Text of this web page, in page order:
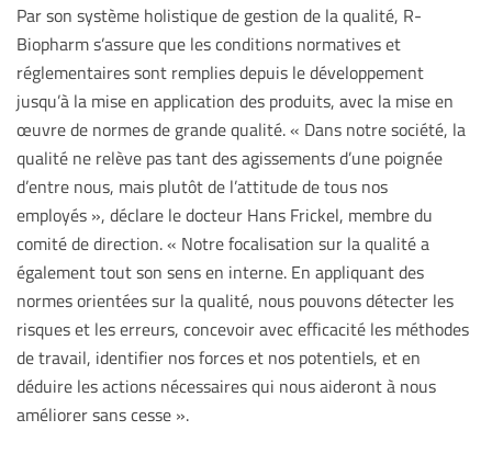
Par son système holistique de gestion de la qualité, R-
Biopharm s’assure que les conditions normatives et
réglementaires sont remplies depuis le développement
jusqu’à la mise en application des produits, avec la mise en
œuvre de normes de grande qualité. « Dans notre société, la
qualité ne relève pas tant des agissements d’une poignée
d’entre nous, mais plutôt de l’attitude de tous nos
employés », déclare le docteur Hans Frickel, membre du
comité de direction. « Notre focalisation sur la qualité a
également tout son sens en interne. En appliquant des
normes orientées sur la qualité, nous pouvons détecter les
risques et les erreurs, concevoir avec efficacité les méthodes
de travail, identifier nos forces et nos potentiels, et en
déduire les actions nécessaires qui nous aideront à nous
améliorer sans cesse ».